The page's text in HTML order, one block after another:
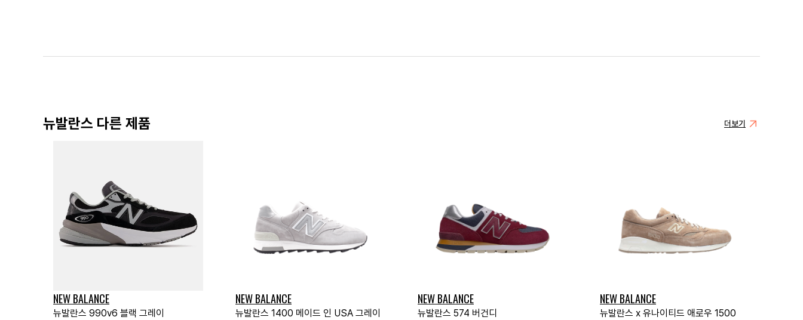
뉴발란스 다른 제품 더보기
NEW BALANCE
뉴발란스 990v6 블랙 그레이
NEW BALANCE
뉴발란스 1400 메이드 인 USA 그레이
NEW BALANCE
뉴발란스 574 버건디
NEW BALANCE
뉴발란스 x 유나이티드 애로우 1500